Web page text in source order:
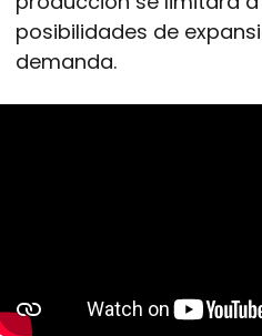
posibilidades de
demanda.